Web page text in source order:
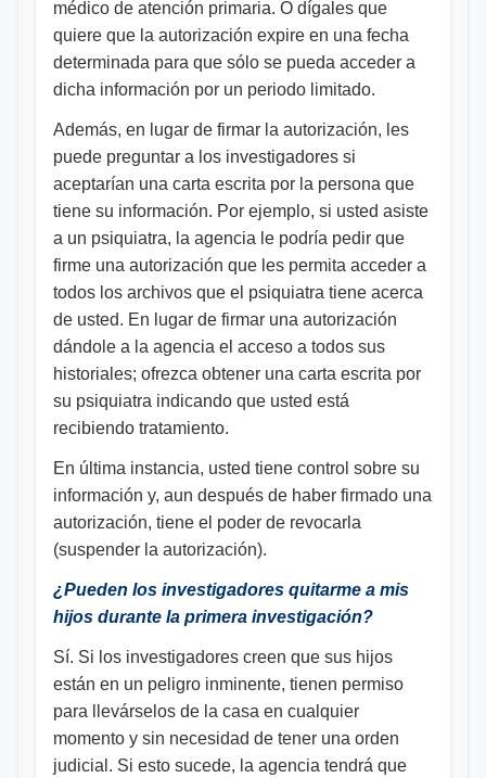
médico de atención primaria. O dígales que
quiere que la autorización expire en una fecha
determinada para que sólo se pueda acceder a
dicha información por un periodo limitado.
Además, en lugar de firmar la autorización, les
puede preguntar a los investigadores si
aceptarían una carta escrita por la persona que
tiene su información. Por ejemplo, si usted asiste
a un psiquiatra, la agencia le podría pedir que
firme una autorización que les permita acceder a
todos los archivos que el psiquiatra tiene acerca
de usted. En lugar de firmar una autorización
dándole a la agencia el acceso a todos sus
historiales; ofrezca obtener una carta escrita por
su psiquiatra indicando que usted está
recibiendo tratamiento.
En última instancia, usted tiene control sobre su
información y, aun después de haber firmado una
autorización, tiene el poder de revocarla
(suspender la autorización).
¿Pueden los investigadores quitarme a mis
hijos durante la primera investigación?
Sí. Si los investigadores creen que sus hijos
están en un peligro inminente, tienen permiso
para llevárselos de la casa en cualquier
momento y sin necesidad de tener una orden
judicial. Si esto sucede, la agencia tendrá que